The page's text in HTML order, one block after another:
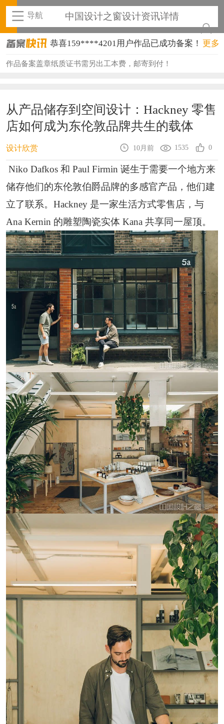
导航 中国设计之窗设计资讯详情
恭喜159****4201用户作品已成功备案！
恭喜133****6466用户作品已成功备案！
恭喜138****8638用户作品已成功备案！
恭喜136****9807用户作品已成功备案！
恭喜159****4930用户作品已成功备案！
恭喜150****6483用户作品已成功备案！
恭喜131****2473用户作品已成功备案！
更多
作品备案盖章纸质证书需另出工本费，邮寄到付！
从产品储存到空间设计：Hackney 零售
店如何成为东伦敦品牌共生的载体
设计欣赏 10月前 1535 0
Niko Dafkos 和 Paul Firmin 诞生于需要一个地方来
储存他们的东伦敦伯爵品牌的多感官产品，他们建
立了联系。Hackney 是一家生活方式零售店，与
Ana Kernin 的雕塑陶瓷实体 Kana 共享同一屋顶。